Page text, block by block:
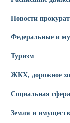
Новости
Федеральные и
Туризм
ЖКХ, дорожное
Социальная сфера
Земля и